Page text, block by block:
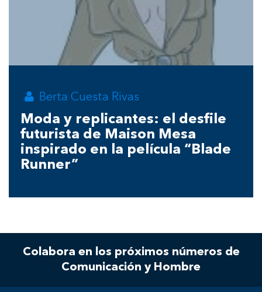
Berta Cuesta Rivas
Moda y replicantes: el desfile
futurista de Maison Mesa
inspirado en la película “Blade
Runner”
Colabora en los próximos números de
Comunicación y Hombre